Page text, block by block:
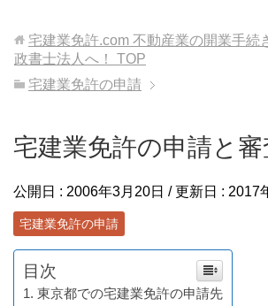
宅建業免許.com 不動産業の開業手続
政書士法人へ！
TOP
宅建業免許の申請
宅建業免許の申請と審
公開日 : 2006年3月20日 / 更新日 : 2017
宅建業免許の申請
目次
東京都での宅建業免許の申請先